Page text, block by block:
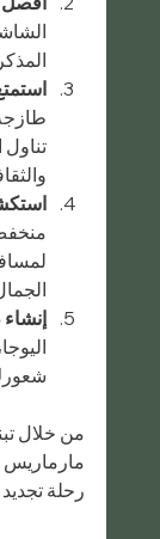
من خلال
مارماريس
رحلة